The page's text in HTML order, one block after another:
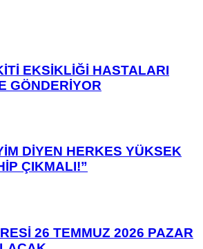
EKSİKLİĞİ HASTALARI
GÖNDERİYOR
DİYEN HERKES YÜKSEK
ÇIKMALI!”
26 TEMMUZ 2026 PAZAR